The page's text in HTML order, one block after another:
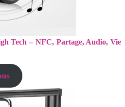
Tech – NFC, Partage, Audio, Vie